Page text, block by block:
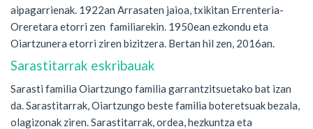
aipagarrienak. 1922an Arrasaten jaioa, txikitan Errenteria-
Oreretara etorri zen familiarekin. 1950ean ezkondu eta
Oiartzunera etorri ziren bizitzera. Bertan hil zen, 2016an.
Sarastitarrak eskribauak
Sarasti familia Oiartzungo familia garrantzitsuetako bat izan
da. Sarastitarrak, Oiartzungo beste familia boteretsuak bezala,
olagizonak ziren. Sarastitarrak, ordea, hezkuntza eta